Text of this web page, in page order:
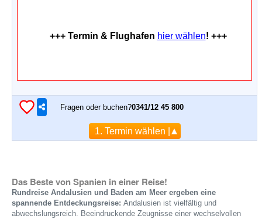
+++ Termin & Flughafen hier wählen! +++
Fragen oder buchen?0341/12 45 800
1. Termin wählen |
Das Beste von Spanien in einer Reise!
Rundreise Andalusien und Baden am Meer ergeben eine
spannende Entdeckungsreise: Andalusien ist vielfältig und
abwechslungsreich. Beeindruckende Zeugnisse einer wechselvollen